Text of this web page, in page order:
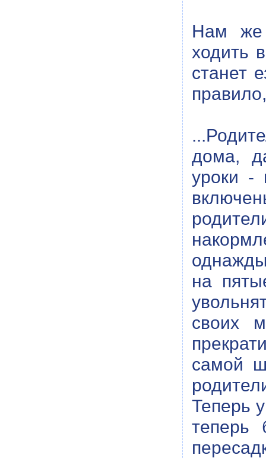
Нам же
ходить
станет
дома,
уроки -
на
своих
самой
Теперь
теперь